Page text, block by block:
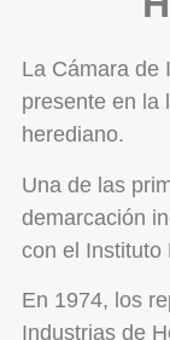
La Cámara de
presente en la
herediano.
Una de las
demarcación
con el Instituto
En 1974, los
Industrias de